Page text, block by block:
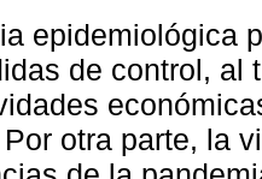
epidemiológica
de control, al
otra parte, la